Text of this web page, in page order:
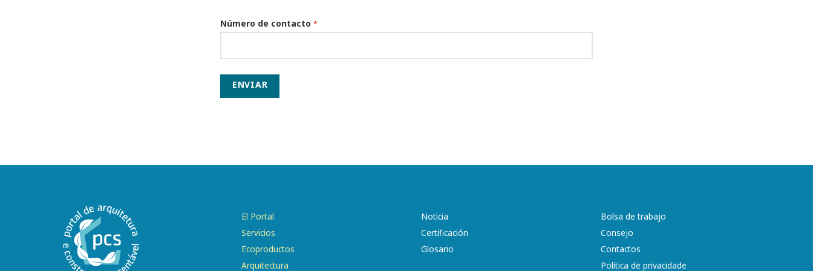
Número de contacto *
ENVIAR
El Portal
Servicios
Ecoproductos
Arquitectura
Noticia
Certificación
Glosario
Bolsa de trabajo
Consejo
Contactos
Política de privacidade